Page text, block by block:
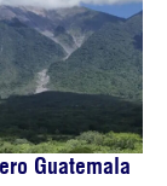
Guatemala